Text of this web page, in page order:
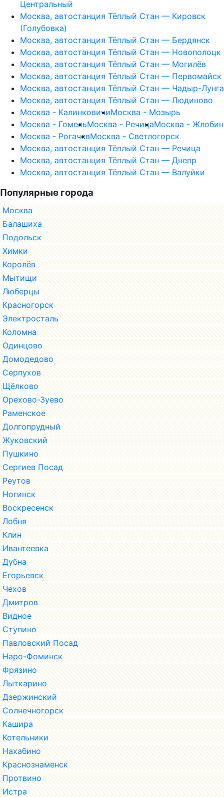
Центральный
Москва, автостанция Тёплый Стан — Кировск
(Голубовка)
Москва, автостанция Тёплый Стан — Бердянск
Москва, автостанция Тёплый Стан — Новополоцк
Москва, автостанция Тёплый Стан — Могилёв
Москва, автостанция Тёплый Стан — Первомайск
Москва, автостанция Тёплый Стан — Чадыр-Лунга
Москва, автостанция Тёплый Стан — Людиново
Москва - КалинковичиМосква - Мозырь
Москва - ГомельМосква - РечицаМосква - Жлобин
Москва - РогачевМосква - Светлогорск
Москва, автостанция Тёплый Стан — Речица
Москва, автостанция Тёплый Стан — Днепр
Москва, автостанция Тёплый Стан — Валуйки
Популярные города
Москва
Балашиха
Подольск
Химки
Королёв
Мытищи
Люберцы
Красногорск
Электросталь
Коломна
Одинцово
Домодедово
Серпухов
Щёлково
Орехово-Зуево
Раменское
Долгопрудный
Жуковский
Пушкино
Сергиев Посад
Реутов
Ногинск
Воскресенск
Лобня
Клин
Ивантеевка
Дубна
Егорьевск
Чехов
Дмитров
Видное
Ступино
Павловский Посад
Наро-Фоминск
Фрязино
Лыткарино
Дзержинский
Солнечногорск
Кашира
Котельники
Нахабино
Краснознаменск
Протвино
Истра